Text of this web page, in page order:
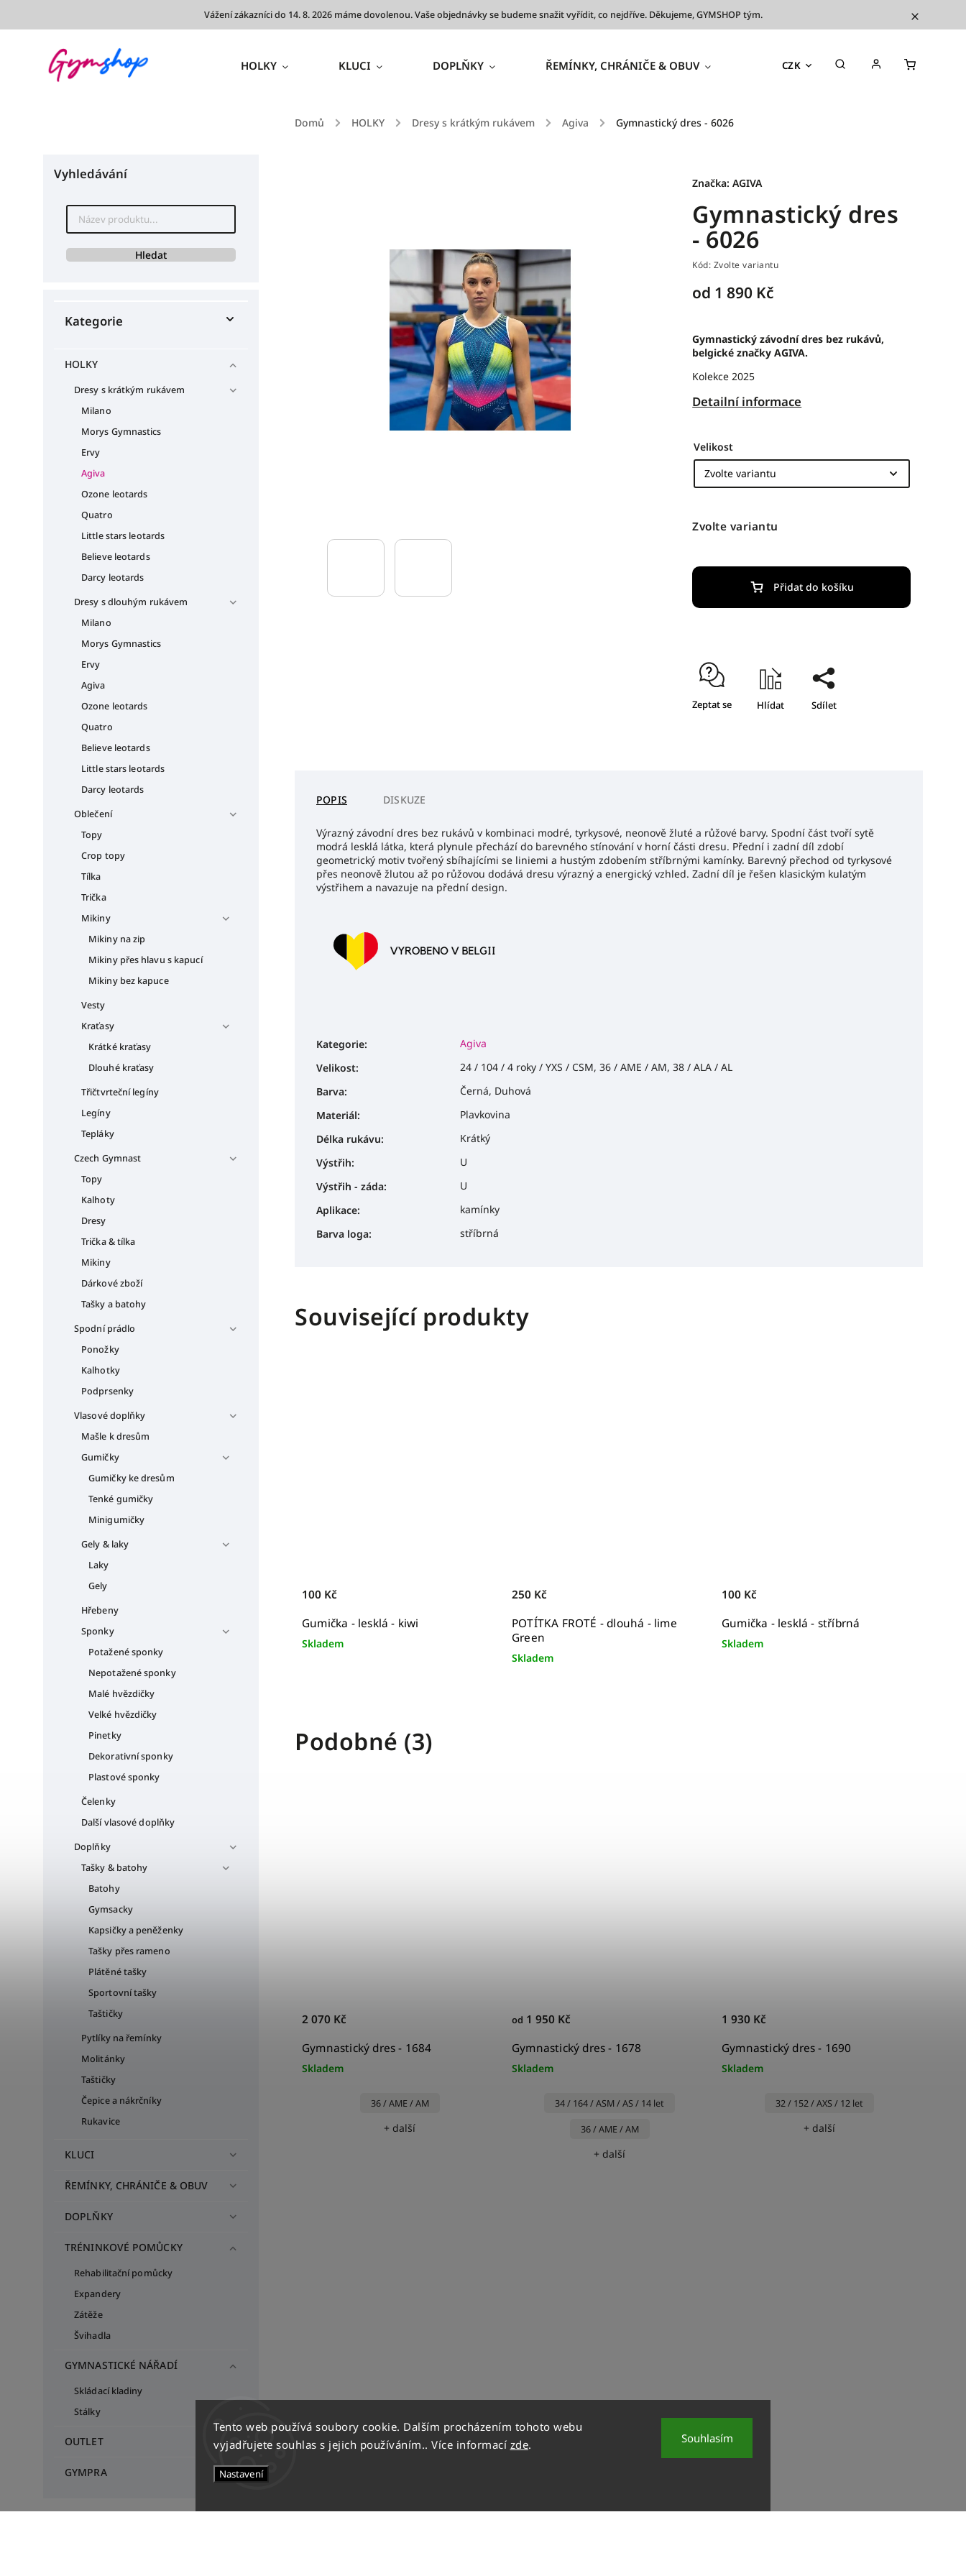
Tento web používá soubory cookie. Dalším procházením tohoto webu
vyjadřujete souhlas s jejich používáním.. Více informací zde.
Nastavení
Souhlasím
Vážení zákazníci do 14. 8. 2026 máme dovolenou. Vaše objednávky se budeme snažit vyřídit, co nejdříve. Děkujeme, GYMSHOP tým.
CZK
HOLKY KLUCI DOPLŇKY ŘEMÍNKY, CHRÁNIČE & OBUV TRÉNINKOVÉ POMŮCKY
Domů / HOLKY / Dresy s krátkým rukávem / Agiva / Gymnastický dres - 6026
Vyhledávání
Hledat
Kategorie
HOLKY
Dresy s krátkým rukávem
Milano
Morys Gymnastics
Ervy
Agiva
Ozone leotards
Quatro
Little stars leotards
Believe leotards
Darcy leotards
Dresy s dlouhým rukávem
Milano
Morys Gymnastics
Ervy
Agiva
Ozone leotards
Quatro
Believe leotards
Little stars leotards
Darcy leotards
Oblečení
Topy
Crop topy
Tílka
Trička
Mikiny
Mikiny na zip
Mikiny přes hlavu s kapucí
Mikiny bez kapuce
Vesty
Kraťasy
Krátké kraťasy
Dlouhé kraťasy
Třičtvrteční legíny
Legíny
Tepláky
Czech Gymnast
Topy
Kalhoty
Dresy
Trička & tílka
Mikiny
Dárkové zboží
Tašky a batohy
Spodní prádlo
Ponožky
Kalhotky
Podprsenky
Vlasové doplňky
Mašle k dresům
Gumičky
Gumičky ke dresům
Tenké gumičky
Minigumičky
Gely & laky
Laky
Gely
Hřebeny
Sponky
Potažené sponky
Nepotažené sponky
Malé hvězdičky
Velké hvězdičky
Pinetky
Dekorativní sponky
Plastové sponky
Čelenky
Další vlasové doplňky
Doplňky
Tašky & batohy
Batohy
Gymsacky
Kapsičky a peněženky
Tašky přes rameno
Plátěné tašky
Sportovní tašky
Taštičky
Pytlíky na řemínky
Molitánky
Taštičky
Čepice a nákrčníky
Rukavice
KLUCI
ŘEMÍNKY, CHRÁNIČE & OBUV
DOPLŇKY
TRÉNINKOVÉ POMŮCKY
Rehabilitační pomůcky
Expandery
Zátěže
Švihadla
GYMNASTICKÉ NÁŘADÍ
Skládací kladiny
Stálky
OUTLET
GYMPRA
Gymnastický dres
- 6026
Kód: Zvolte variantu
od 1 890 Kč
Gymnastický závodní dres bez rukávů,
belgické značky AGIVA.
Kolekce 2025
Detailní informace
Značka:AGIVA
Velikost
Zvolte variantu
Přidat do košíku
Zeptat se Hlídat Sdílet
POPIS DISKUZE
Výrazný závodní dres bez rukávů v kombinaci modré, tyrkysové, neonově žluté a růžové barvy. Spodní část tvoří sytě
modrá lesklá látka, která plynule přechází do barevného stínování v horní části dresu. Přední i zadní díl zdobí
geometrický motiv tvořený sbíhajícími se liniemi a hustým zdobením stříbrnými kamínky. Barevný přechod od tyrkysové
přes neonově žlutou až po růžovou dodává dresu výrazný a energický vzhled. Zadní díl je řešen klasickým kulatým
výstřihem a navazuje na přední design.
Kategorie:
Agiva
Velikost:
24 / 104 / 4 roky / YXS / CSM, 36 / AME / AM, 38 / ALA / AL
Barva:
Černá, Duhová
Materiál:
Plavkovina
Délka rukávu:
Krátký
Výstřih:
U
Výstřih - záda:
U
Aplikace:
kamínky
Barva loga: stříbrná
Související produkty
Gumička - lesklá - kiwi
Skladem
100 Kč
POTÍTKA FROTÉ - dlouhá - lime
Green
Skladem
250 Kč
Gumička - lesklá - stříbrná
Skladem
100 Kč
Podobné (3)
Gymnastický dres - 1684
Skladem
2 070 Kč
36 / AME / AM
+ další
Gymnastický dres - 1678
Skladem
od 1 950 Kč
34 / 164 / ASM / AS / 14 let
36 / AME / AM
+ další
Gymnastický dres - 1690
Skladem
1 930 Kč
32 / 152 / AXS / 12 let
+ další